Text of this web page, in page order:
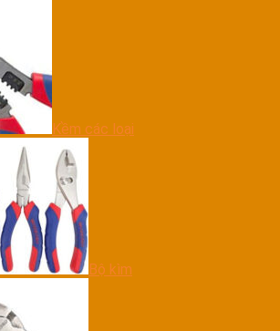
Kềm các loại
Bộ kìm